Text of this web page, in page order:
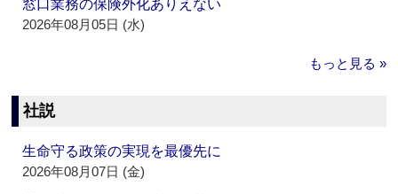
窓口業務の保険外化ありえない
2026年08月05日 (水)
もっと見る »
社説
生命守る政策の実現を最優先に
2026年08月07日 (金)